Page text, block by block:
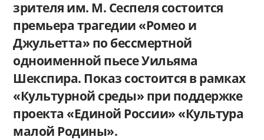
зрителя им. М. Сеспеля состоится
премьера трагедии «Ромео и
Джульетта» по бессмертной
одноименной пьесе Уильяма
Шекспира. Показ состоится в рамках
«Культурной среды» при поддержке
проекта «Единой России» «Культура
малой Родины».